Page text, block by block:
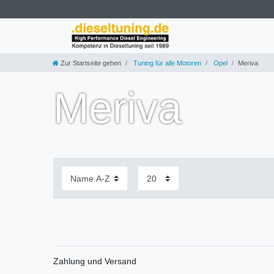
Zur Startseite gehen Tuning für alle Motoren Opel Meriva
Meriva
Zahlung und Versand